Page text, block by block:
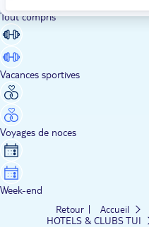
Tout compris
Vacances sportives
Voyages de noces
Week-end
Retour Accueil
HOTELS & CLUBS TUI